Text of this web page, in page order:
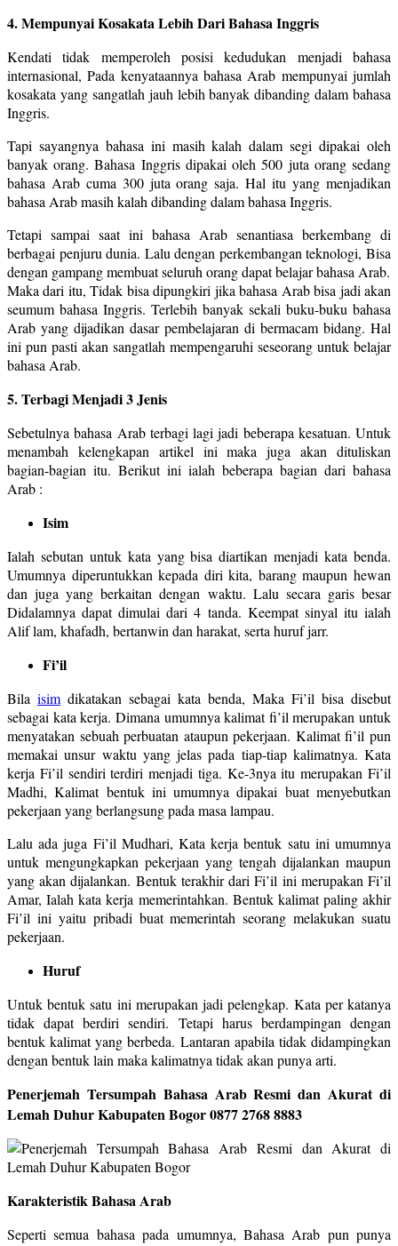
4. Mempunyai Kosakata Lebih Dari Bahasa Inggris
Kendati tidak memperoleh posisi kedudukan menjadi bahasa
internasional, Pada kenyataannya bahasa Arab mempunyai jumlah
kosakata yang sangatlah jauh lebih banyak dibanding dalam bahasa
Inggris.
Tapi sayangnya bahasa ini masih kalah dalam segi dipakai oleh
banyak orang. Bahasa Inggris dipakai oleh 500 juta orang sedang
bahasa Arab cuma 300 juta orang saja. Hal itu yang menjadikan
bahasa Arab masih kalah dibanding dalam bahasa Inggris.
Tetapi sampai saat ini bahasa Arab senantiasa berkembang di
berbagai penjuru dunia. Lalu dengan perkembangan teknologi, Bisa
dengan gampang membuat seluruh orang dapat belajar bahasa Arab.
Maka dari itu, Tidak bisa dipungkiri jika bahasa Arab bisa jadi akan
seumum bahasa Inggris. Terlebih banyak sekali buku-buku bahasa
Arab yang dijadikan dasar pembelajaran di bermacam bidang. Hal
ini pun pasti akan sangatlah mempengaruhi seseorang untuk belajar
bahasa Arab.
5. Terbagi Menjadi 3 Jenis
Sebetulnya bahasa Arab terbagi lagi jadi beberapa kesatuan. Untuk
menambah kelengkapan artikel ini maka juga akan dituliskan
bagian-bagian itu. Berikut ini ialah beberapa bagian dari bahasa
Arab :
Isim
Ialah sebutan untuk kata yang bisa diartikan menjadi kata benda.
Umumnya diperuntukkan kepada diri kita, barang maupun hewan
dan juga yang berkaitan dengan waktu. Lalu secara garis besar
Didalamnya dapat dimulai dari 4 tanda. Keempat sinyal itu ialah
Alif lam, khafadh, bertanwin dan harakat, serta huruf jarr.
Fi’il
Bila isimdikatakan sebagai kata benda, Maka Fi’il bisa disebut
sebagai kata kerja. Dimana umumnya kalimat fi’il merupakan untuk
menyatakan sebuah perbuatan ataupun pekerjaan. Kalimat fi’il pun
memakai unsur waktu yang jelas pada tiap-tiap kalimatnya. Kata
kerja Fi’il sendiri terdiri menjadi tiga. Ke-3nya itu merupakan Fi’il
Madhi, Kalimat bentuk ini umumnya dipakai buat menyebutkan
pekerjaan yang berlangsung pada masa lampau.
Lalu ada juga Fi’il Mudhari, Kata kerja bentuk satu ini umumnya
untuk mengungkapkan pekerjaan yang tengah dijalankan maupun
yang akan dijalankan. Bentuk terakhir dari Fi’il ini merupakan Fi’il
Amar, Ialah kata kerja memerintahkan. Bentuk kalimat paling akhir
Fi’il ini yaitu pribadi buat memerintah seorang melakukan suatu
pekerjaan.
Huruf
Untuk bentuk satu ini merupakan jadi pelengkap. Kata per katanya
tidak dapat berdiri sendiri. Tetapi harus berdampingan dengan
bentuk kalimat yang berbeda. Lantaran apabila tidak didampingkan
dengan bentuk lain maka kalimatnya tidak akan punya arti.
Penerjemah Tersumpah Bahasa Arab Resmi dan Akurat di
Lemah Duhur Kabupaten Bogor0877 2768 8883
Karakteristik Bahasa Arab
Seperti semua bahasa pada umumnya, Bahasa Arab pun punya